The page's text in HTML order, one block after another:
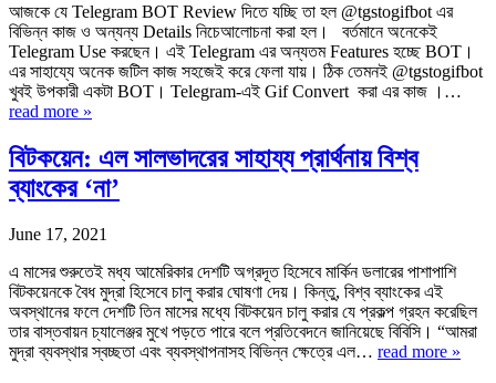
আজকে যে Telegram BOT Review দিতে যচ্ছি তা হল @tgstogifbot এর
বিভিন্ন কাজ ও অন্যন্য Details নিচেআলোচনা করা হল। বর্তমানে অনেকেই
Telegram Use করছেন। এই Telegram এর অন্যতম Features হচ্ছে BOT।
এর সাহায্যে অনেক জটিল কাজ সহজেই করে ফেলা যায়। ঠিক তেমনই @tgstogifbot
খুবই উপকারী একটা BOT। Telegram-এই Gif Convert করা এর কাজ ।…
read more »
বিটকয়েন: এল সালভাদরের সাহায্য প্রার্থনায় বিশ্ব
ব্যাংকের ‘না’
June 17, 2021
এ মাসের শুরুতেই মধ্য আমেরিকার দেশটি অগ্রদূত হিসেবে মার্কিন ডলারের পাশাপাশি
বিটকয়েনকে বৈধ মুদ্রা হিসেবে চালু করার ঘোষণা দেয়। কিন্তু, বিশ্ব ব্যাংকের এই
অবস্থানের ফলে দেশটি তিন মাসের মধ্যে বিটকয়েন চালু করার যে প্রকল্প গ্রহন করেছিল
তার বাস্তবায়ন চ্যালেঞ্জর মুখে পড়তে পারে বলে প্রতিবেদনে জানিয়েছে বিবিসি। “আমরা
মুদ্রা ব্যবস্থার স্বচ্ছতা এবং ব্যবস্থাপনাসহ বিভিন্ন ক্ষেত্রে এল… read more »